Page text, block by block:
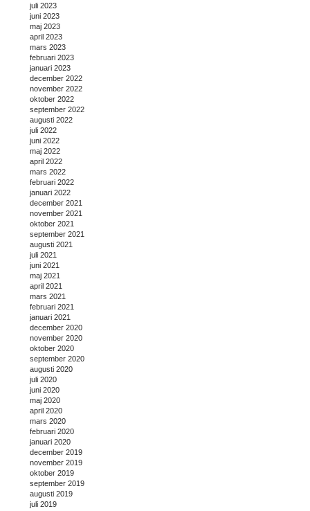
juli 2023
juni 2023
maj 2023
april 2023
mars 2023
februari 2023
januari 2023
december 2022
november 2022
oktober 2022
september 2022
augusti 2022
juli 2022
juni 2022
maj 2022
april 2022
mars 2022
februari 2022
januari 2022
december 2021
november 2021
oktober 2021
september 2021
augusti 2021
juli 2021
juni 2021
maj 2021
april 2021
mars 2021
februari 2021
januari 2021
december 2020
november 2020
oktober 2020
september 2020
augusti 2020
juli 2020
juni 2020
maj 2020
april 2020
mars 2020
februari 2020
januari 2020
december 2019
november 2019
oktober 2019
september 2019
augusti 2019
juli 2019